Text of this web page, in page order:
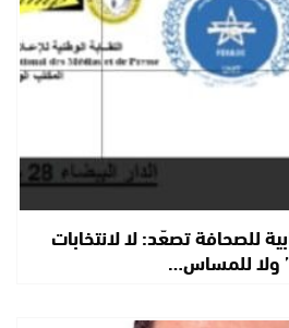
للصحافة تصعّد: لا لانتخابات
ولا للمساس…